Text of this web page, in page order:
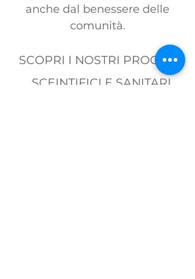
anche dal benessere delle
comunità.
SCOPRI I NOSTRI PROGETTI
SCEINTIFICI E SANITARI